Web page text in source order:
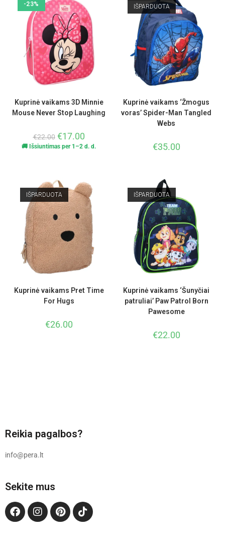
-23%
Kuprinė vaikams 3D Minnie
Mouse Never Stop Laughing
€22.00 €17.00
🚚 Išsiuntimas per 1–2 d. d.
IŠPARDUOTA
Kuprinė vaikams ‘Žmogus
voras’ Spider-Man Tangled
Webs
€35.00
IŠPARDUOTA
Kuprinė vaikams Pret Time
For Hugs
€26.00
IŠPARDUOTA
Kuprinė vaikams ‘Šunyčiai
patruliai’ Paw Patrol Born
Pawesome
€22.00
Reikia pagalbos?
info@pera.lt
Sekite mus